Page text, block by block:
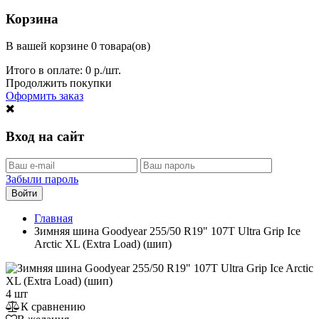
Корзина
В вашей корзине 0 товара(ов)
Итого в оплате: 0 р./шт.
Продолжить покупки
Оформить заказ
Вход на сайт
Забыли пароль
Войти
Главная
Зимняя шина Goodyear 255/50 R19" 107T Ultra Grip Ice
Arctic XL (Extra Load) (шип)
4 шт
К сравнению